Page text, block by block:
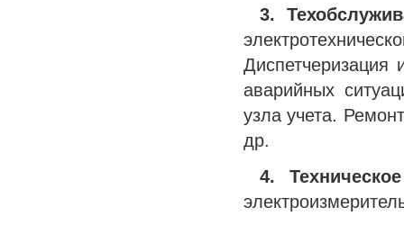
3.
Диспетчеризация
аварийных
узла учета.
др.
4.